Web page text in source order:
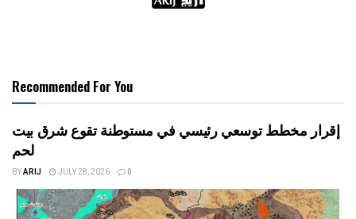
Recommended For You
إقرار مخطط توسعي رئيسي في مستوطنة تقوع شرق بيت
لحم
BYARIJ JULY 28, 2026 0